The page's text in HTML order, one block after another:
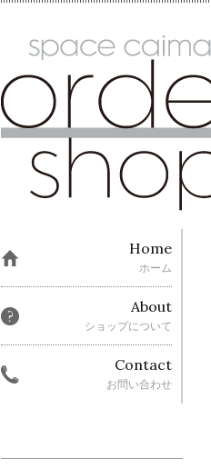
Home
ホーム
About
ショップについて
Contact
お問い合わせ